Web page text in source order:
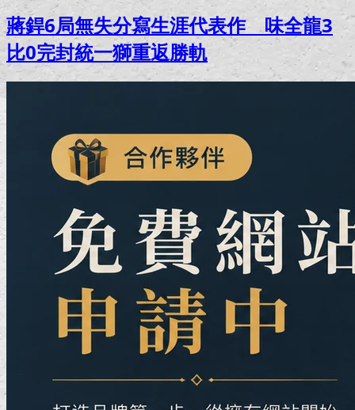
蔣銲6局無失分寫生涯代表作 味全龍3
比0完封統一獅重返勝軌